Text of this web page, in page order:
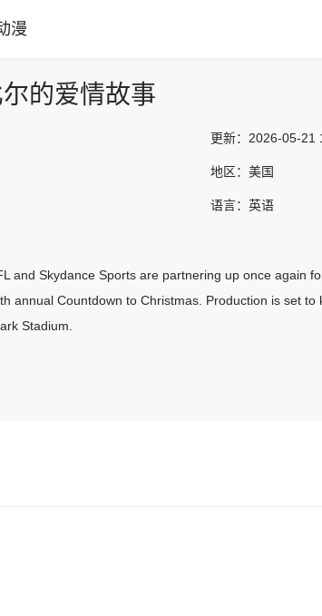
漫
的爱情故事
更新： 2026-05-21
地区： 美国
语言： 英语
and Skydance Sports are partnering up once again
annual Countdown to Christmas. Production is set
Stadium.